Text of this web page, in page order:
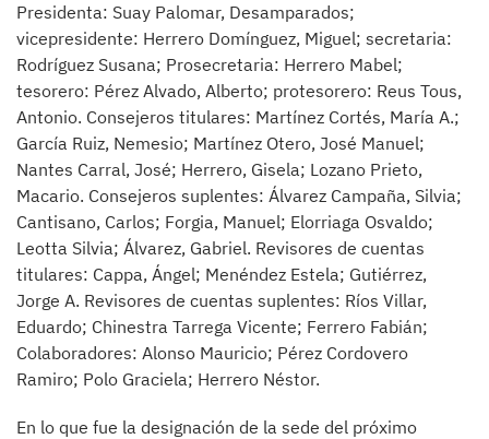
Presidenta: Suay Palomar, Desamparados;
vicepresidente: Herrero Domínguez, Miguel; secretaria:
Rodríguez Susana; Prosecretaria: Herrero Mabel;
tesorero: Pérez Alvado, Alberto; protesorero: Reus Tous,
Antonio. Consejeros titulares: Martínez Cortés, María A.;
García Ruiz, Nemesio; Martínez Otero, José Manuel;
Nantes Carral, José; Herrero, Gisela; Lozano Prieto,
Macario. Consejeros suplentes: Álvarez Campaña, Silvia;
Cantisano, Carlos; Forgia, Manuel; Elorriaga Osvaldo;
Leotta Silvia; Álvarez, Gabriel. Revisores de cuentas
titulares: Cappa, Ángel; Menéndez Estela; Gutiérrez,
Jorge A. Revisores de cuentas suplentes: Ríos Villar,
Eduardo; Chinestra Tarrega Vicente; Ferrero Fabián;
Colaboradores: Alonso Mauricio; Pérez Cordovero
Ramiro; Polo Graciela; Herrero Néstor.
En lo que fue la designación de la sede del próximo